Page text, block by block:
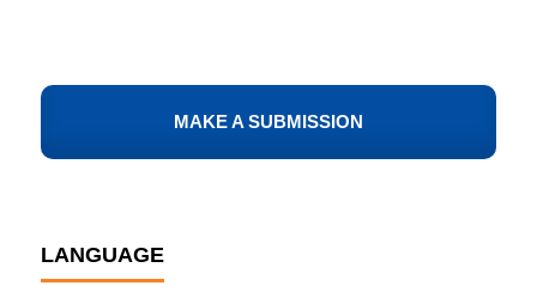
MAKE A SUBMISSION
LANGUAGE